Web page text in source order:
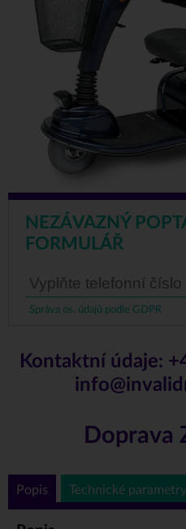
NEZÁVAZNÝ
FORMULÁŘ
Správa os. údajů podle GDPR
Kontaktní údaje:
Doprava
Popis Technické parametry